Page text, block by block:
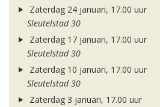
Zaterdag 24 januari, 17.00 uur
Sleutelstad 30
Zaterdag 17 januari, 17.00 uur
Sleutelstad 30
Zaterdag 10 januari, 17.00 uur
Sleutelstad 30
Zaterdag 3 januari, 17.00 uur